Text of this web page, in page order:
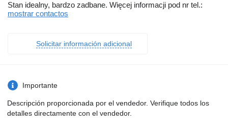
Stan idealny, bardzo zadbane. Więcej informacji pod nr tel.:
mostrar contactos
Solicitar información adicional
Importante
Descripción proporcionada por el vendedor. Verifique todos los
detalles directamente con el vendedor.